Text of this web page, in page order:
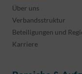
Über uns
Verbandsstruktur
Beteiligungen und
Karriere